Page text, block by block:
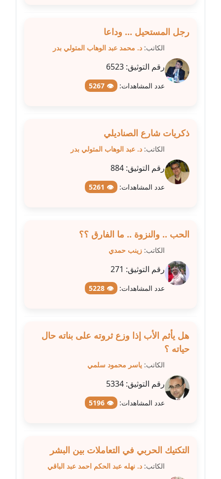
عاملة
مدونة عبد الرحمن محمد
عاملة
مدونة عبد الكريم موسى
مدونة عبد الوهاب بدر
عاملة
مدونة عبير بسيوني
عاملة
مدونة عبير عبد الرحيم (ماعت)
عاملة
مدونة عبير عزاوي
عاملة
مدونة عزة الأمير
مدونة عطا الله حسب الله
عاملة
رجل المستحيل ... وداعا
الكاتب: د. محمد عبد الوهاب المتولي بدر
رقم التوثيق: 6523
عدد المشاهدات: 👁 5267
ذكريات شارع الصناديلي
الكاتب: د. عبد الوهاب المتولي بدر
رقم التوثيق: 884
عدد المشاهدات: 👁 5261
الحب .. والنزوة .. ما الفارق ؟؟
الكاتب: زينب حمدي
رقم التوثيق: 271
عدد المشاهدات: 👁 5228
هل يأثم الأب إذا وزع ثروته على بناته حال
حياته ؟
الكاتب: ياسر محمود سلمي
رقم التوثيق: 5334
عدد المشاهدات: 👁 5196
التكتيك الحربي في التعاملات بين البشر
الكاتب: د. نهله عبد الحكم احمد عبد الباقي